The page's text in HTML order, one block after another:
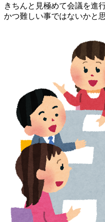
きちんと見極めて会議を進
かつ難しい事ではないかと